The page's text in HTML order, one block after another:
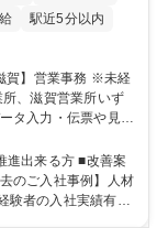
駅近5分以内
タ入力・伝票や見積
事務業務や業務改
ムがきちんと構築さ
環境です。また、
進出来る方 ■改善案
のご入社事例】人材
験者の入社実績有